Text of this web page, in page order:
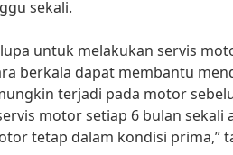
sekali.
untuk melakukan servis
berkala dapat membantu
terjadi pada motor
motor setiap 6 bulan sekali
tetap dalam kondisi prima,”